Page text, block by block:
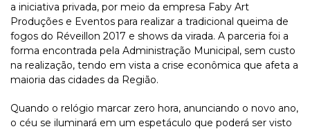
a iniciativa privada, por meio da empresa Faby Art
Produções e Eventos para realizar a tradicional queima de
fogos do Réveillon 2017 e shows da virada. A parceria foi a
forma encontrada pela Administração Municipal, sem custo
na realização, tendo em vista a crise econômica que afeta a
maioria das cidades da Região.
Quando o relógio marcar zero hora, anunciando o novo ano,
o céu se iluminará em um espetáculo que poderá ser visto